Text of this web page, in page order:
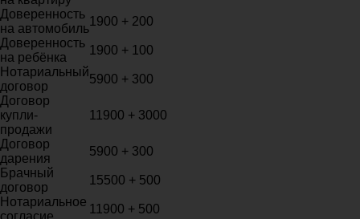
Доверенность
на автомобиль
1900 + 200
Доверенность
на ребёнка
1900 + 100
Нотариальный
договор
5900 + 300
Договор
купли-
продажи
11900 + 3000
Договор
дарения
5900 + 300
Брачный
договор
15500 + 500
Нотариальное
согласие
11900 + 500